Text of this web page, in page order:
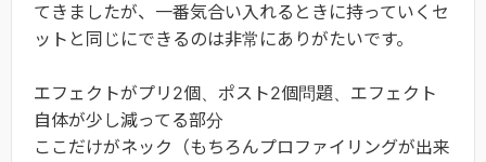
てきましたが、一番気合い入れるときに持っていくセ
ットと同じにできるのは非常にありがたいです。
エフェクトがプリ2個、ポスト2個問題、エフェクト
自体が少し減ってる部分
ここだけがネック（もちろんプロファイリングが出来